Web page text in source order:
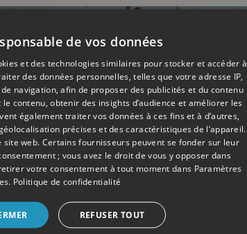
B : au bout du
de vos données
et des technologies similaires pour stocker et accéder à
des données personnelles, telles que votre adresse IP,
navigation, afin de proposer des publicités et du contenu
contenu, obtenir des insights d’audience et améliorer les
également traiter vos données à ces fins et à d’autres,
précises et des caractéristiques de l’appareil.
site web. Certains fournisseurs peuvent se fonder sur leur
; vous avez le droit de vous y opposer dans
votre consentement à tout moment dans Paramètres
. Politique de confidentialité
REFUSER TOUT